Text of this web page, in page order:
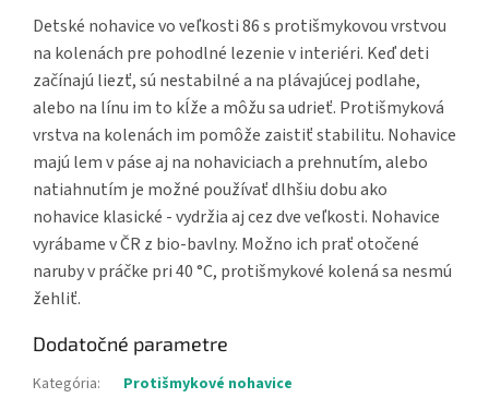
Detské nohavice vo veľkosti 86 s protišmykovou vrstvou
na kolenách pre pohodlné lezenie v interiéri. Keď deti
začínajú liezť, sú nestabilné a na plávajúcej podlahe,
alebo na línu im to kĺže a môžu sa udrieť. Protišmyková
vrstva na kolenách im pomôže zaistiť stabilitu. Nohavice
majú lem v páse aj na nohaviciach a prehnutím, alebo
natiahnutím je možné používať dlhšiu dobu ako
nohavice klasické - vydržia aj cez dve veľkosti. Nohavice
vyrábame v ČR z bio-bavlny. Možno ich prať otočené
naruby v práčke pri 40 °C, protišmykové kolená sa nesmú
žehliť.
Dodatočné parametre
Kategória:
Protišmykové nohavice